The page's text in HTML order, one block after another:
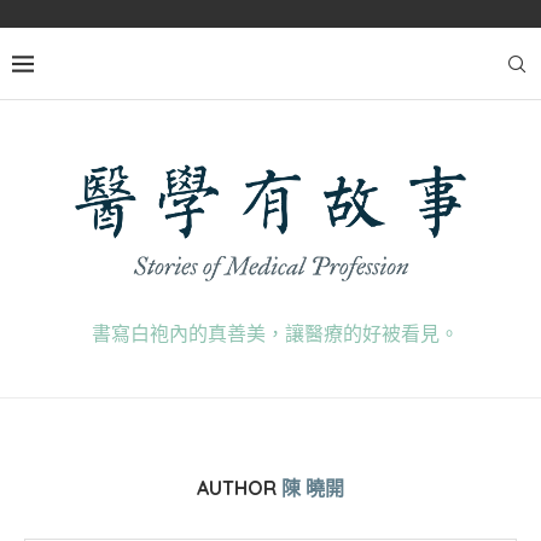
書寫白袍內的真善美，讓醫療的好被看見。
AUTHOR 陳 曉開